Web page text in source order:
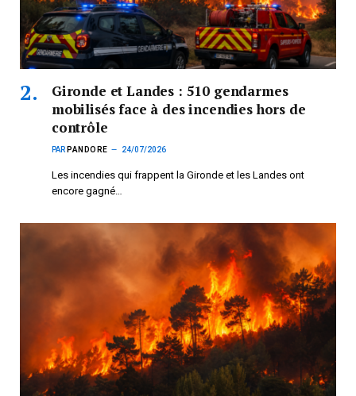
Gironde et Landes : 510 gendarmes
mobilisés face à des incendies hors de
contrôle
PAR PANDORE 24/07/2026
Les incendies qui frappent la Gironde et les Landes ont
encore gagné…